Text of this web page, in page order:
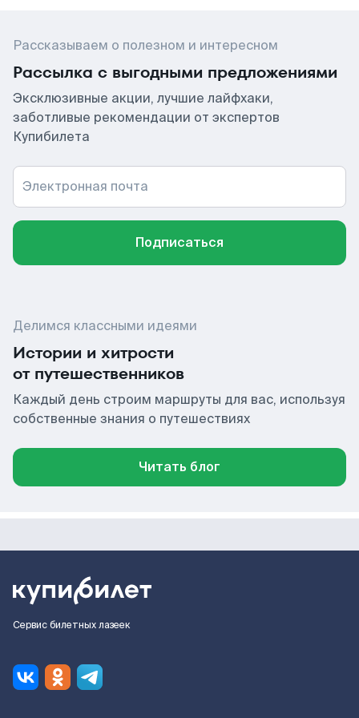
Рассказываем о полезном и интересном
Рассылка с выгодными предложениями
Эксклюзивные акции, лучшие лайфхаки,
заботливые рекомендации от экспертов
Купибилета
Электронная почта
Подписаться
Делимся классными идеями
Истории и хитрости
от путешественников
Каждый день строим маршруты для вас, используя
собственные знания о путешествиях
Читать блог
Сервис билетных лазеек